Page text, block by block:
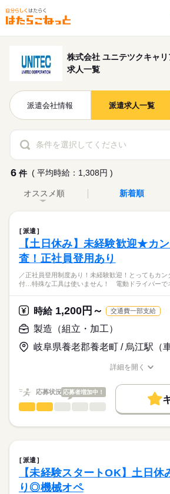
株式会社 ユニテツクキャ
求人一覧
派遣会社情報 派遣求人一覧
条件を選択してください
6 件 ( 平均時給：1,308円 )
オススメ順 新着順
派遣
【土日休み】未経験歓迎★カ
査！正社員登用あり
／正社員登用制度あり！未経験歓迎！とってもカ
付…特殊な工具は使いません！ 電動ドライバーで
時給1,200円～ 交通費一部支給
製造（組立・加工）
岐阜県養老郡養老町 / 烏江駅（
多い年齢層 低い
男女の割合 男性
仕事の仕方 ひとりで
業界 メーカー関連
製造（組立・加工）
未経験歓迎！
とってもカンタン！
＼
詳細を開く
応募状況 応募者増加中！
派遣
【未経験スタートOK】土日休
り◎機械オペ